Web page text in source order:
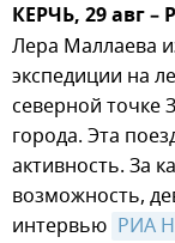
КЕРЧЬ, 29 авг
Лера Маллаева
экспедиции на
северной точке
города. Эта
активность. За
возможность,
интервью РИА